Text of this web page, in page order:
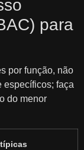
para
por função, não
específicos; faça
do menor